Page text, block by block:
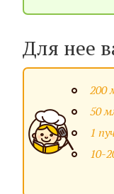
Для нее
200
50
1
10-